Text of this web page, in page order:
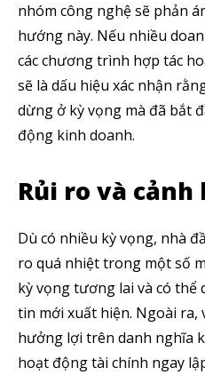
nhóm công nghệ sẽ phản
hướng này. Nếu nhiều
các chương trình hợp tác
sẽ là dấu hiệu xác nhận
dừng ở kỳ vọng mà đã bắt
động kinh doanh.
Rủi ro và cảnh
Dù có nhiều kỳ vọng, nhà
ro quá nhiệt trong một số
kỳ vọng tương lai và có
tin mới xuất hiện. Ngoài ra,
hưởng lợi trên danh nghĩa
hoạt động tài chính ngay